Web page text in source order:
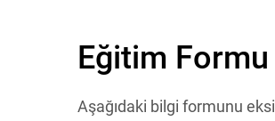
Eğitim Formu
Aşağıdaki bilgi formunu